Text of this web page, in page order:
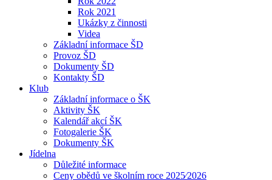
Rok 2021
Ukázky z činnosti
Videa
Základní informace ŠD
Provoz ŠD
Dokumenty ŠD
Kontakty ŠD
Klub
Základní informace o ŠK
Aktivity ŠK
Kalendář akcí ŠK
Fotogalerie ŠK
Dokumenty ŠK
Jídelna
Důležité informace
Ceny obědů ve školním roce 2025⁄2026